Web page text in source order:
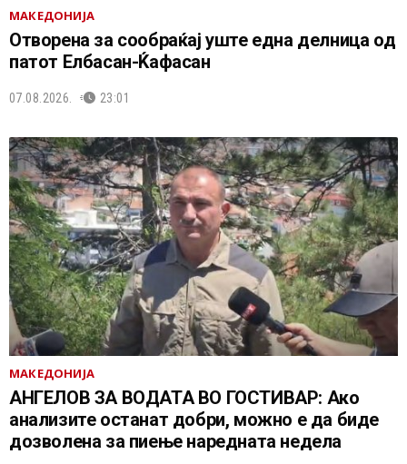
МАКЕДОНИЈА
Отворена за сообраќај уште една делница од
патот Елбасан-Ќафасан
07.08.2026. 23:01
МАКЕДОНИЈА
АНГЕЛОВ ЗА ВОДАТА ВО ГОСТИВАР: Ако
анализите останат добри, можно е да биде
дозволена за пиење наредната недела